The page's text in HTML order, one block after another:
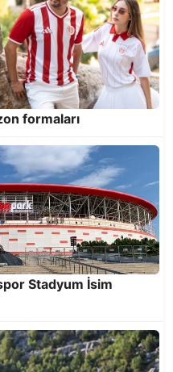
52 milyon TL’lik
formaları
Stadyum İsim